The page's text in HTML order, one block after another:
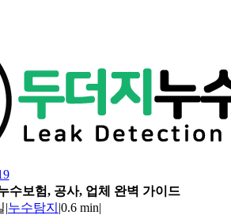
수보험, 공사, 업체 완벽 가이드
|누수탐지 |0.6 min|